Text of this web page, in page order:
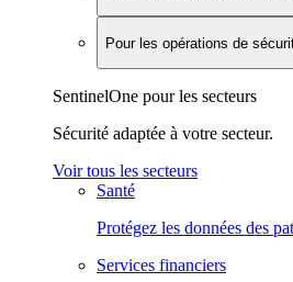
Pour les opérations de
SentinelOne pour les secteurs
Sécurité adaptée à votre secteur.
Voir tous les secteurs
Santé
Protégez les données des
Services financiers